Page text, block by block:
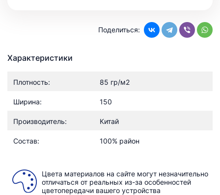
Поделиться:
Характеристики
Плотность: 85 гр/м2
Ширина: 150
Производитель: Китай
Состав: 100% район
Цвета материалов на сайте могут незначительно
отличаться от реальных из-за особенностей
цветопередачи вашего устройства